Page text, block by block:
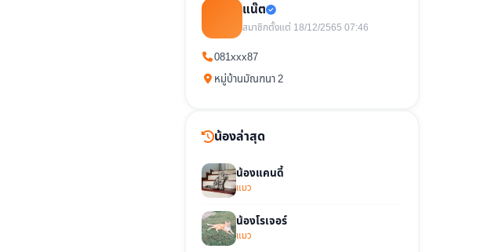
แน๊ต
สมาชิกตั้งแต่ 18/12/2565 07:46
081xxx87
หมู่บ้านมัณฑนา 2
น้องล่าสุด
น้องแคนดี้
แมว
น้องโรเจอร์
แมว